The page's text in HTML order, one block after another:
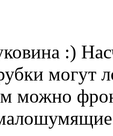
:)
могут
можно